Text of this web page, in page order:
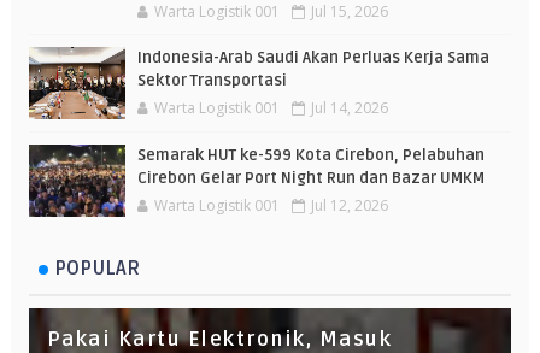
Warta Logistik 001 Jul 15, 2026
Indonesia-Arab Saudi Akan Perluas Kerja Sama
Sektor Transportasi
Warta Logistik 001 Jul 14, 2026
Semarak HUT ke-599 Kota Cirebon, Pelabuhan
Cirebon Gelar Port Night Run dan Bazar UMKM
Warta Logistik 001 Jul 12, 2026
POPULAR
Pakai Kartu Elektronik, Masuk